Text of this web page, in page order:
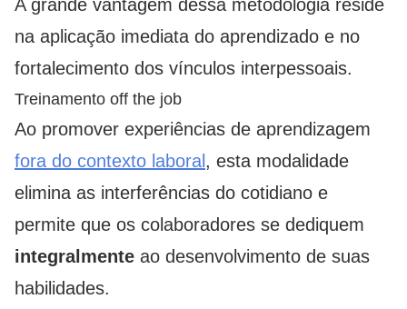
A grande vantagem dessa metodologia reside
na aplicação imediata do aprendizado e no
fortalecimento dos vínculos interpessoais.
Treinamento off the job
Ao promover experiências de aprendizagem
fora do contexto laboral , esta modalidade
elimina as interferências do cotidiano e
permite que os colaboradores se dediquem
integralmente ao desenvolvimento de suas
habilidades.